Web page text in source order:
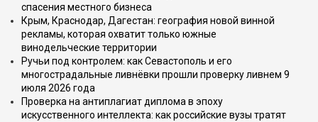
спасения местного бизнеса
Крым, Краснодар, Дагестан: география новой винной
рекламы, которая охватит только южные
винодельческие территории
Ручьи под контролем: как Севастополь и его
многострадальные ливнёвки прошли проверку ливнем 9
июля 2026 года
Проверка на антиплагиат диплома в эпоху
искусственного интеллекта: как российские вузы тратят